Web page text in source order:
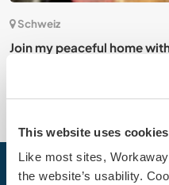
This website uses cookies
Like most sites,
the website’s usability.
Schweiz
Join my peaceful home